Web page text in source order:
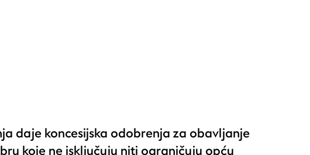
daje koncesijska odobrenja za obavljanje
koje ne isključuju niti ograničuju opću